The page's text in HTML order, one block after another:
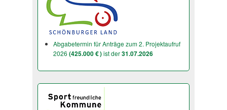
Abgabetermin für Anträge zum 2. Projektaufruf
2026 (425.000 € )ist der31.07.2026